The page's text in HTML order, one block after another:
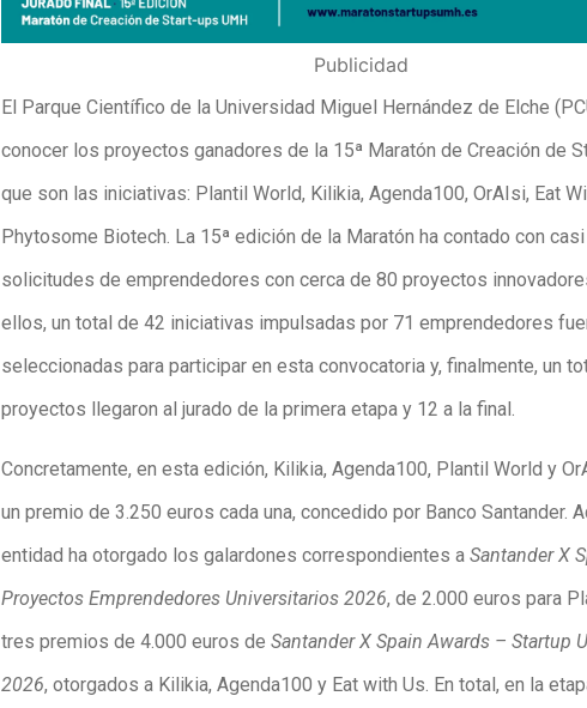
Publicidad
El Parque Científico de la Universidad Miguel Hernández de Elche
conocer los proyectos ganadores de la 15ª Maratón de Creación de
que son las iniciativas: Plantil World, Kilikia, Agenda100, OrAIsi, Eat
Phytosome Biotech. La 15ª edición de la Maratón ha contado con
solicitudes de emprendedores con cerca de 80 proyectos
ellos, un total de 42 iniciativas impulsadas por 71 emprendedores
seleccionadas para participar en esta convocatoria y, finalmente, un
proyectos llegaron al jurado de la primera etapa y 12 a la final.
Concretamente, en esta edición, Kilikia, Agenda100, Plantil World y
un premio de 3.250 euros cada una, concedido por Banco Santander.
entidad ha otorgado los galardones correspondientes a Santander X
Proyectos Emprendedores Universitarios 2026, de 2.000 euros para
tres premios de 4.000 euros de Santander X Spain Awards – Startup
2026, otorgados a Kilikia, Agenda100 y Eat with Us. En total, en la